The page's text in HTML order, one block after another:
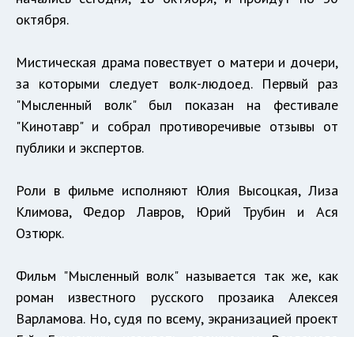
октября.
Мистическая драма повествует о матери и дочери,
за которыми следует волк-людоед. Первый раз
"Мысленный волк" был показан на фестивале
"Кинотавр" и собрал противоречивые отзывы от
публики и экспертов.
Роли в фильме исполняют Юлия Высоцкая, Лиза
Климова, Федор Лавров, Юрий Трубин и Ася
Озтюрк.
Фильм "Мысленный волк" называется так же, как
роман известного русского прозаика Алексея
Варламова. Но, судя по всему, экранизацией проект